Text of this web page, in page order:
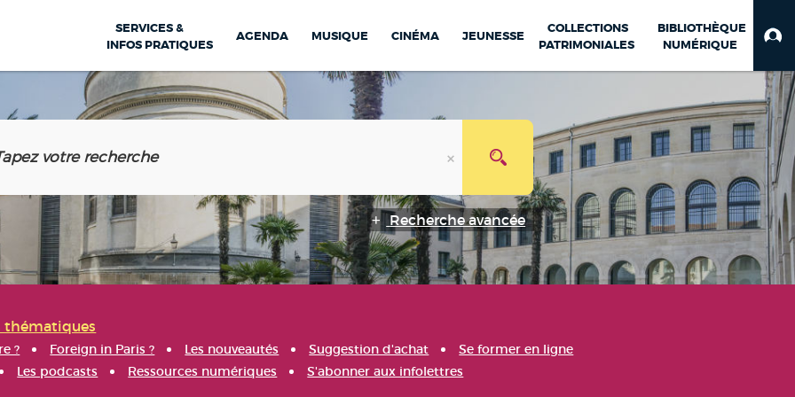
SERVICES &
INFOS PRATIQUES
AGENDA MUSIQUE CINÉMA JEUNESSE
COLLECTIONS
PATRIMONIALES
BIBLIOTHÈQUE
NUMÉRIQUE
Recherche avancée
thématiques
? Foreign in Paris ? Les nouveautés Suggestion d'achat
Se former en ligne
Les podcasts Ressources numériques S'abonner aux infolettres